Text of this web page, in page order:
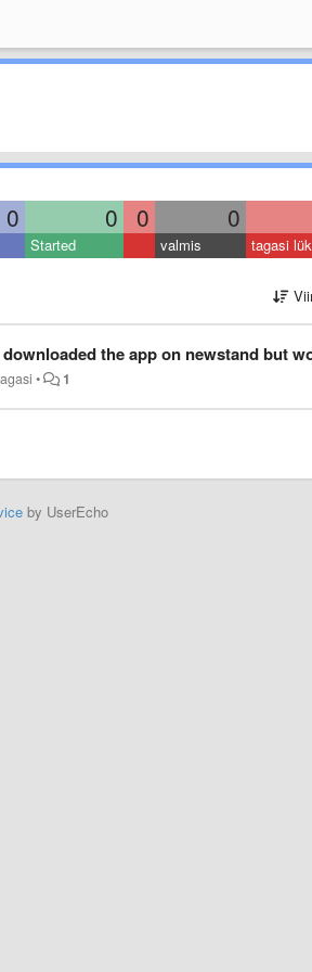
0 0 0 0
Started valmis tagasi
app on newstand but won't accept any
• 1
by UserEcho